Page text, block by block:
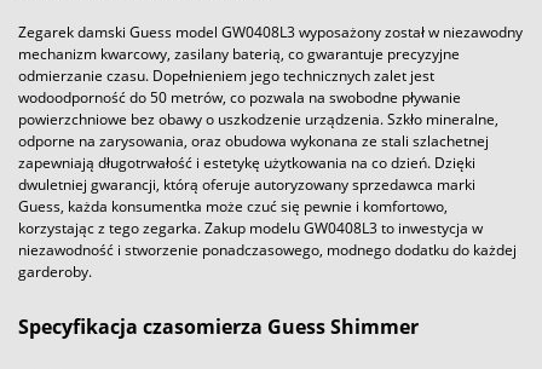
Zegarek damski Guess model GW0408L3 wyposażony został w niezawodny
mechanizm kwarcowy, zasilany baterią, co gwarantuje precyzyjne
odmierzanie czasu. Dopełnieniem jego technicznych zalet jest
wodoodporność do 50 metrów, co pozwala na swobodne pływanie
powierzchniowe bez obawy o uszkodzenie urządzenia. Szkło mineralne,
odporne na zarysowania, oraz obudowa wykonana ze stali szlachetnej
zapewniają długotrwałość i estetykę użytkowania na co dzień. Dzięki
dwuletniej gwarancji, którą oferuje autoryzowany sprzedawca marki
Guess, każda konsumentka może czuć się pewnie i komfortowo,
korzystając z tego zegarka. Zakup modelu GW0408L3 to inwestycja w
niezawodność i stworzenie ponadczasowego, modnego dodatku do każdej
garderoby.
Specyfikacja czasomierza Guess Shimmer